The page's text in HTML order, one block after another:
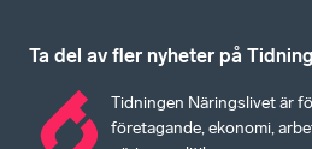
Ta del av fler nyheter på
Tidningen Näringslivet är
företagande, ekonomi,